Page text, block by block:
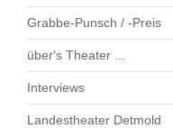
Grabbe-Punsch / -Preis
über's Theater ...
Interviews
Landestheater Detmold